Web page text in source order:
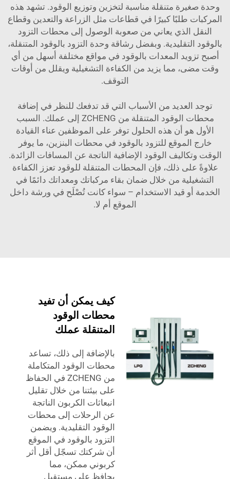
وحدة صغيرة متنقلة مناسبة لتخزين وتوزيع الوقود. تشهد هذه
المركبات طلبًا كبيرًا في قطاعات مثل الزراعة والتعدين وقطاع
النقل الذي يعاني من صعوبة الوصول إلى محطات التزود
بالوقود التقليدية. وبفضل رشاقة وحدة التزود بالوقود المتنقلة،
أصبح تزويد المعدات بالوقود في مواقع مختلفة أسهل من أي
وقت مضى، مما يزيد من الكفاءة التشغيلية ويقلل من أوقات
التوقف.
توجد العديد من الأسباب التي قد تدفعك للنظر في إضافة
محطات الوقود المتنقلة من ZCHENG إلى عملك. السبب
الأول هو أن هذه الحلول توفر على الموظفين عناء القيادة
خارج الموقع للتزود بالوقود في محطات البنزين، ما يوفر
الوقت وتكاليف الوقود الإضافية الناتجة عن المسافات الزائدة.
علاوةً على ذلك، فإن المحطات المتنقلة للوقود تعزز الكفاءة
التشغيلية من خلال ضمان بقاء مركباتك ومعداتك دائمًا في
الخدمة أو قيد الاستخدام – سواء كانت تُصْلَح في ورشة داخل
الموقع أم لا.
كيف يمكن أن تفيد
محطات الوقود
المتنقلة عملك
بالإضافة إلى ذلك، تساعد
محطات الوقود المتكاملة
من ZCHENG في الحفاظ
على بيئتنا من خلال تقليل
انبعاثات الكربون الناتجة
عن الرحلات إلى محطات
الوقود التقليدية. ويضمن
التزود بالوقود في الموقع
أن شركتك تسجّل أقل أثر
كربوني ممكن، مما
يحافظ على مستقبل